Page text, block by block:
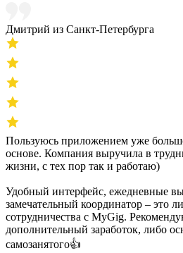
Дмитрий из Санкт-Петербурга
Пользуюсь приложением уже
основе. Компания выручила в
жизни, с тех пор так и работаю)
Удобный интерфейс, ежедневные
замечательный координатор – это
сотрудничества с MyGig.
дополнительный заработок, либо
самозанятого👍